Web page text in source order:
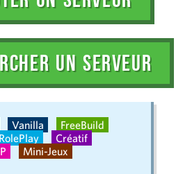
UN SERVEUR
Vanilla
FreeBuild
RolePlay
Créatif
Mini-Jeux